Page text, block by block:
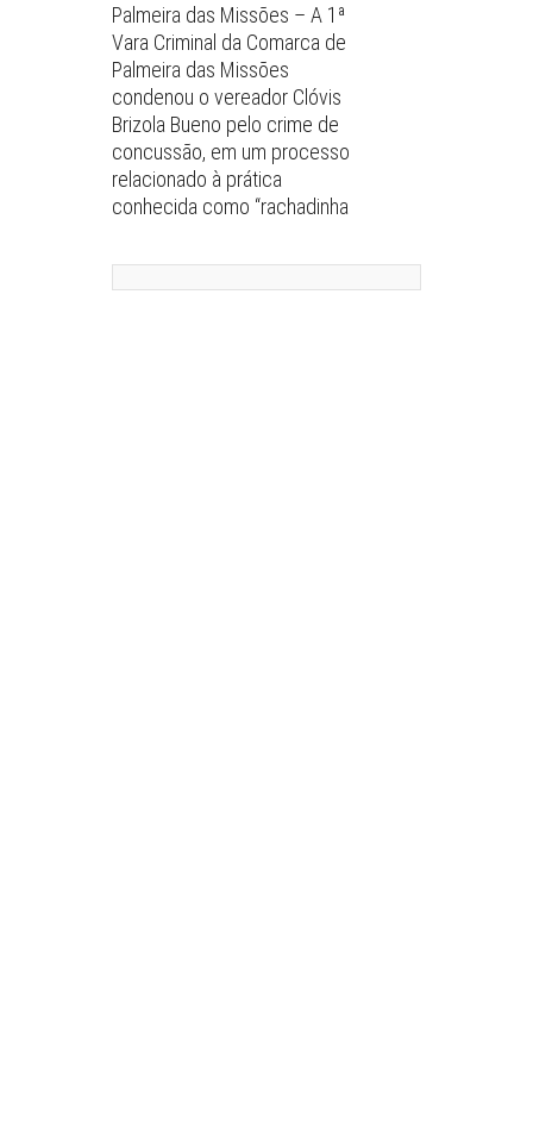
Palmeira das Missões – A 1ª
Vara Criminal da Comarca de
Palmeira das Missões
condenou o vereador Clóvis
Brizola Bueno pelo crime de
concussão, em um processo
relacionado à prática
conhecida como “rachadinha